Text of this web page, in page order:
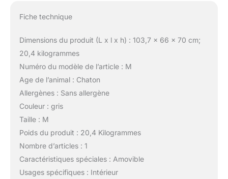
Fiche technique
Dimensions du produit (L x l x h) : 103,7 x 66 x 70 cm;
20,4 kilogrammes
Numéro du modèle de l’article : M
Age de l’animal : Chaton
Allergènes : Sans allergène
Couleur : gris
Taille : M
Poids du produit : 20,4 Kilogrammes
Nombre d’articles : 1
Caractéristiques spéciales : Amovible
Usages spécifiques : Intérieur